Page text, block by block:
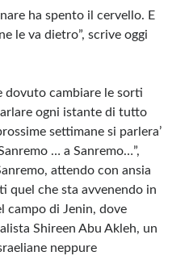
ha spento il cervello. E
le va dietro”, scrive oggi
dovuto cambiare le sorti
ogni istante di tutto
settimane si parlera’
… a Sanremo…”,
attendo con ansia
quel che sta avvenendo in
campo di Jenin, dove
Shireen Abu Akleh, un
neppure